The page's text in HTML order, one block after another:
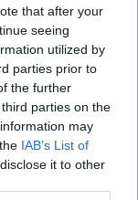
that after your
seeing
utilized by
parties prior to
the further
parties on the
may
IAB’s List of
it to other
para ti!